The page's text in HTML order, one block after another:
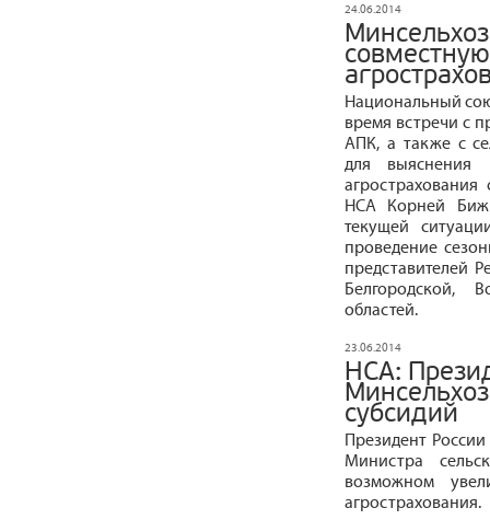
24.06.2014
Национальный
время встречи с
АПК, а также с
для выяснения
НСА Корней
текущей
проведение
представителей
Белгородской,
областей.
23.06.2014
НСА:
субсидий
Президент
Министра
возможном
агрострахования.